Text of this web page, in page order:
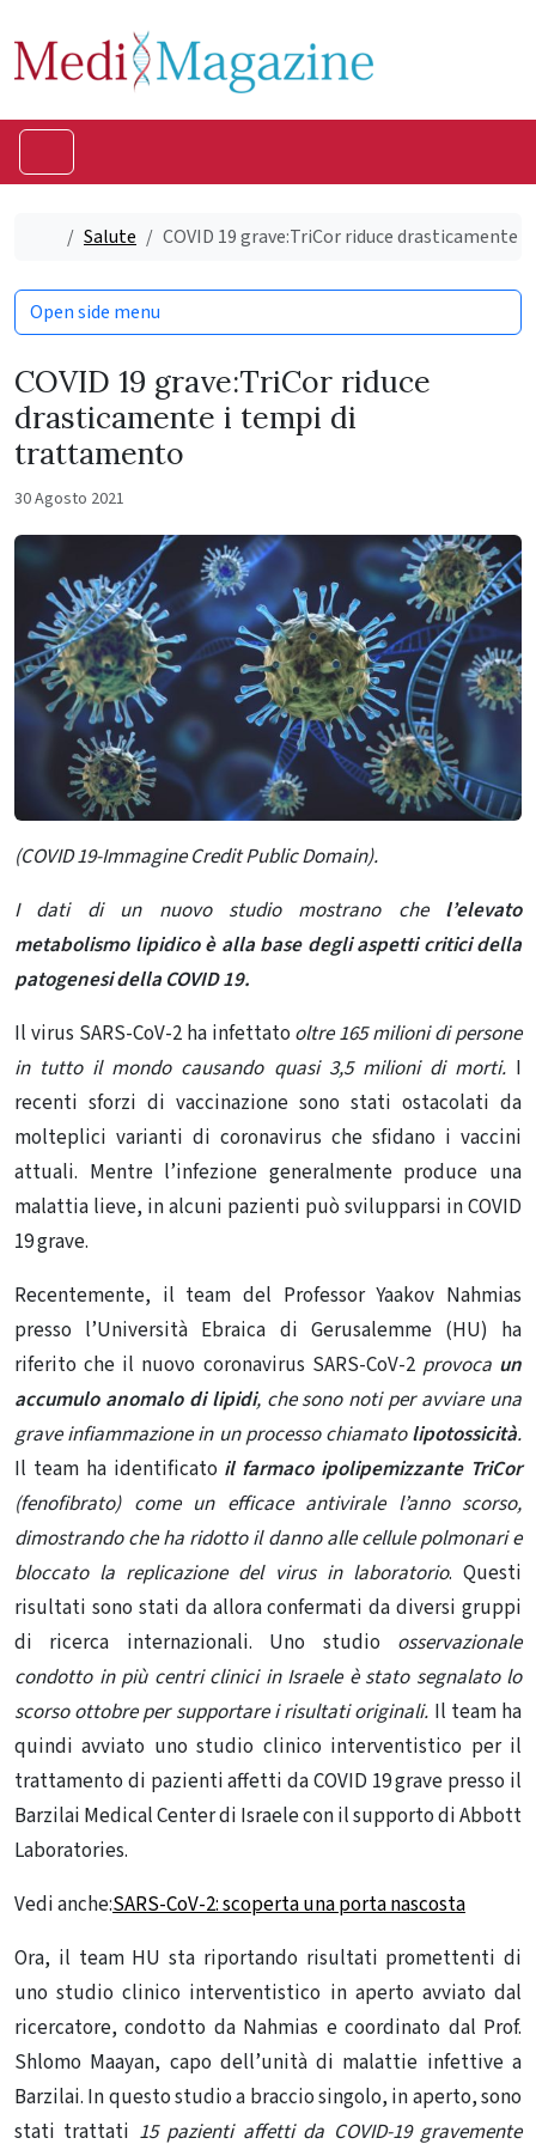
Home
Salute COVID 19 grave:TriCor riduce
COVID 19 grave:TriCor riduce
drasticamente i tempi di
trattamento
30 Agosto 2021
(COVID 19-Immagine Credit Public Domain).
I dati di un nuovo studio mostrano chel’elevato
metabolismo lipidico è alla base degli aspetti critici della
patogenesi della COVID 19.
Il virus SARS-CoV-2 ha infettato oltre 165 milioni di persone
in tutto il mondo causando quasi 3,5 milioni di morti.I
recenti sforzi di vaccinazione sono stati ostacolati da
molteplici varianti di coronavirus che sfidano i vaccini
attuali. Mentre l’infezione generalmente produce una
malattia lieve, in alcuni pazienti può svilupparsi in COVID
19 grave.
Recentemente, il team del Professor Yaakov Nahmias
presso l’Università Ebraica di Gerusalemme (HU) ha
riferito che il nuovo coronavirus SARS-CoV-2provocaun
accumulo anomalo di lipidi, che sono noti per avviare una
grave infiammazione in un processo chiamatolipotossicità.
Il team ha identificato il farmaco ipolipemizzante TriCor
(fenofibrato) come un efficace antivirale l’anno scorso,
dimostrando che ha ridotto il danno alle cellule polmonari e
bloccato la replicazione del virus in laboratorio. Questi
risultati sono stati da allora confermati da diversi gruppi
di ricerca internazionali. Uno studio osservazionale
condotto in più centri clinici in Israele è stato segnalato lo
scorso ottobre per supportare i risultati originali. Il team ha
quindi avviato uno studio clinico interventistico per il
trattamento di pazienti affetti da COVID 19 grave presso il
Barzilai Medical Center di Israele con il supporto di Abbott
Laboratories.
Vedi anche:SARS-CoV-2: scoperta una porta nascosta
Ora, il team HU sta riportando risultati promettenti di
uno studio clinico interventistico in aperto avviato dal
ricercatore, condotto da Nahmias e coordinato dal Prof.
Shlomo Maayan, capo dell’unità di malattie infettive a
Barzilai. In questo studio a braccio singolo, in aperto, sono
stati trattati 15 pazienti affetti da COVID-19 gravemente
Open side menu